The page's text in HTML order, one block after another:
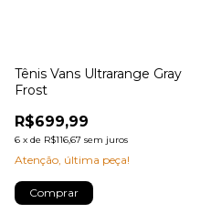
Tênis Vans Ultrarange Gray
Frost
R$699,99
6 x de R$116,67 sem juros
Atenção, última peça!
Comprar